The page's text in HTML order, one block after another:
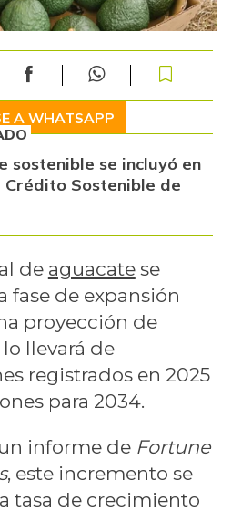
A WHATSAPP
sostenible se incluyó en
Crédito Sostenible de
de aguacatese
fase de expansión
proyección de
llevará de
registrados en 2025
para 2034.
informe de Fortune
, este incremento se
tasa de crecimiento